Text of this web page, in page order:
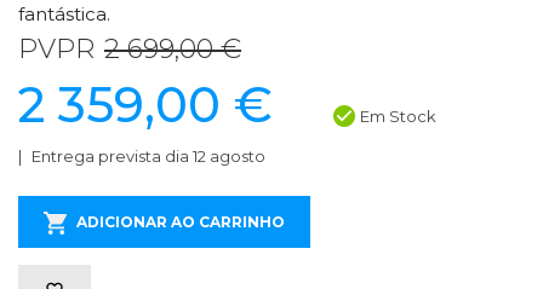
fantástica.
PVPR 2 699,00 €
2 359,00 € Em Stock
Entrega prevista dia 12 agosto
ADICIONAR AO CARRINHO